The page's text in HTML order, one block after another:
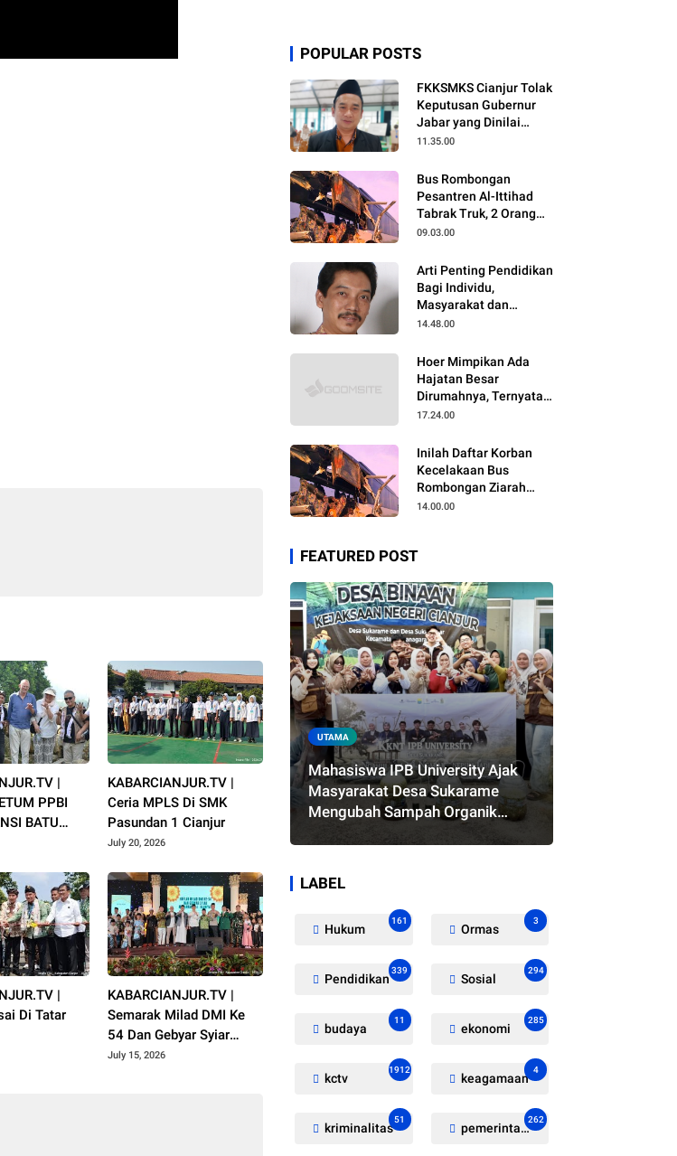
|
PPBI
BATU
KABARCIANJUR.TV |
Ceria MPLS Di SMK
Pasundan 1 Cianjur
July 20, 2026
|
Di Tatar
KABARCIANJUR.TV |
Semarak Milad DMI Ke
54 Dan Gebyar Syiar
Muharram 1448 H
July 15, 2026
POPULAR POSTS
FKKSMKS Cianjur Tolak
Keputusan Gubernur
Jabar yang Dinilai
Merugikan Sekolah
11.35.00
Bus Rombongan
Pesantren Al-Ittihad
Tabrak Truk, 2 Orang
Meninggal Dunia
09.03.00
Arti Penting Pendidikan
Bagi Individu,
Masyarakat dan
Negara
14.48.00
Hoer Mimpikan Ada
Hajatan Besar
Dirumahnya, Ternyata
Anaknya Pulang Dalam
17.24.00
Inilah Daftar Korban
Kecelakaan Bus
Rombongan Ziarah
Walisongo Pesantren
14.00.00
FEATURED POST
UTAMA
Mahasiswa IPB University Ajak
Masyarakat Desa Sukarame
Mengubah Sampah Organik
LABEL
Hukum
161
Ormas
3
Pendidikan
339
Sosial
294
budaya
11
ekonomi
285
kctv
1912
keagamaan
4
kriminalitas
51
pemerintahan
262